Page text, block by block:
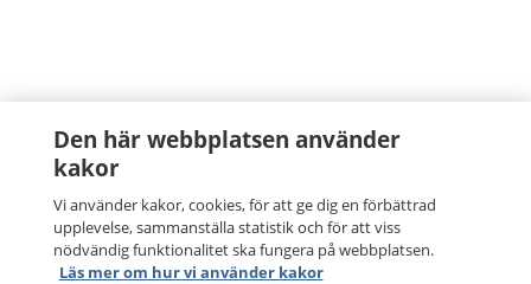
Den här webbplatsen använder
kakor
Vi använder kakor, cookies, för att ge dig en förbättrad
upplevelse, sammanställa statistik och för att viss
nödvändig funktionalitet ska fungera på webbplatsen.
Läs mer om hur vi använder kakor